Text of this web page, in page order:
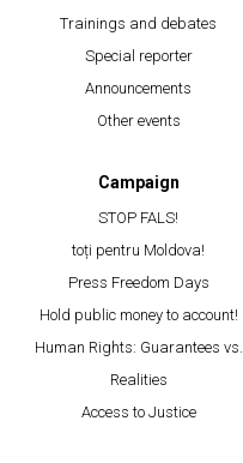
Trainings and debates
Special reporter
Announcements
Other events
Campaign
STOP FALS!
toți pentru Moldova!
Press Freedom Days
Hold public money to account!
Human Rights: Guarantees vs.
Realities
Access to Justice